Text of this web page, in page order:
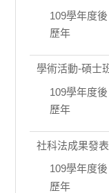
109學年度後
歷年
學術活動-碩士
109學年度後
歷年
社科法成果發
109學年度後
歷年